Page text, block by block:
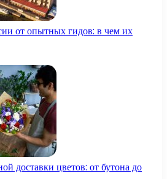
от опытных гидов: в чем их
доставки цветов: от бутона до